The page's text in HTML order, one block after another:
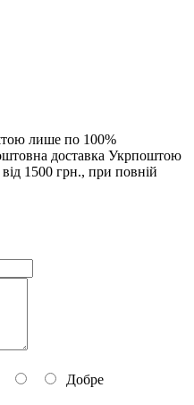
лише по 100%
доставка Укрпоштою
1500 грн., при повній
Добре